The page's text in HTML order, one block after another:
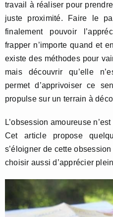
travail à réaliser pour
juste proximité. Faire le
finalement pouvoir
frapper n’importe quand et
existe des méthodes pour
mais découvrir qu’elle
permet d’apprivoiser ce
propulse sur un terrain à
L’obsession amoureuse
Cet article propose
s’éloigner de cette
choisir aussi d’apprécier